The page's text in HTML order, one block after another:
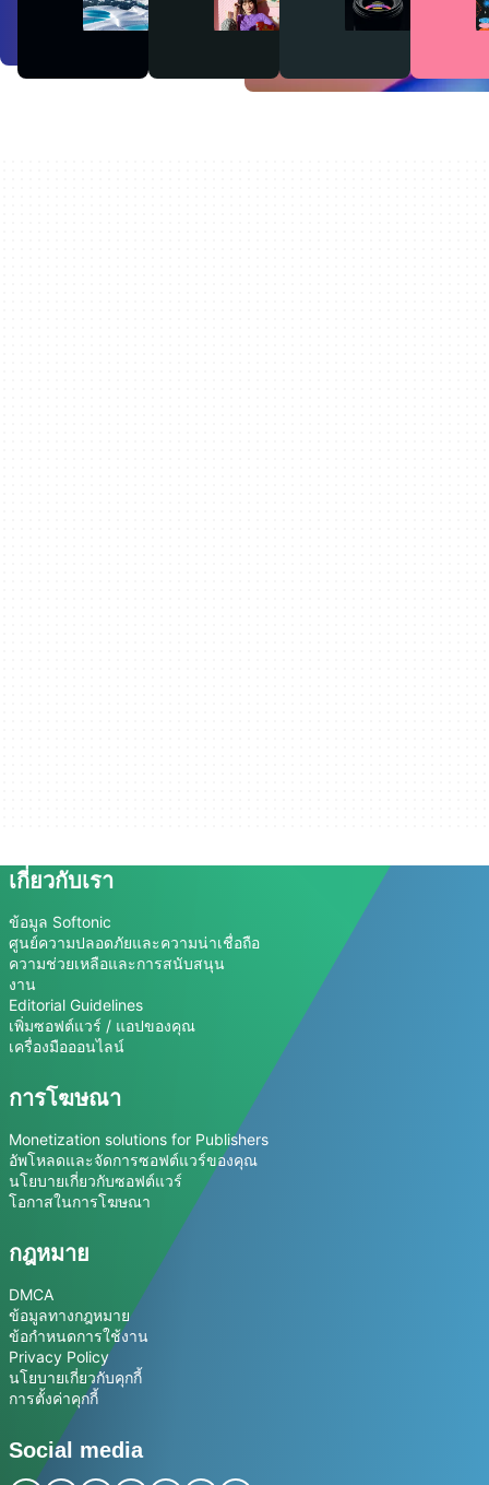
เกี่ยวกับเรา
ข้อมูล Softonic
ศูนย์ความปลอดภัยและความน่าเชื่อถือ
ความช่วยเหลือและการสนับสนุน
งาน
Editorial Guidelines
เพิ่มซอฟต์แวร์ / แอปของคุณ
เครื่องมือออนไลน์
การโฆษณา
Monetization solutions for Publishers
อัพโหลดและจัดการซอฟต์แวร์ของคุณ
นโยบายเกี่ยวกับซอฟต์แวร์
โอกาสในการโฆษณา
กฎหมาย
DMCA
ข้อมูลทางกฎหมาย
ข้อกำหนดการใช้งาน
Privacy Policy
นโยบายเกี่ยวกับคุกกี้
การตั้งค่าคุกกี้
Social media